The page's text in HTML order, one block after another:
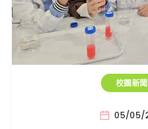
校園新聞
05/05/